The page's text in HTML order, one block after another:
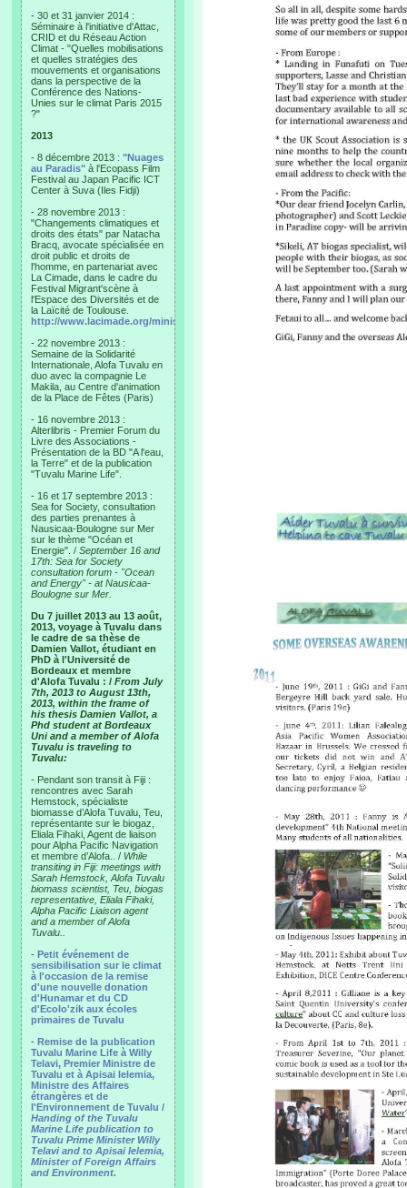
- 30 et 31 janvier 2014 :
Séminaire à l'initiative d'Attac,
CRID et du Réseau Action
Climat - "Quelles mobilisations
et quelles stratégies des
mouvements et organisations
dans la perspective de la
Conférence des Nations-
Unies sur le climat Paris 2015
?"
2013
- 8 décembre 2013 : "Nuages
au Paradis" à l'Ecopass Film
Festival au Japan Pacific ICT
Center à Suva (Iles Fidji)
- 28 novembre 2013 :
"Changements climatiques et
droits des états" par Natacha
Bracq, avocate spécialisée en
droit public et droits de
l'homme, en partenariat avec
La Cimade, dans le cadre du
Festival Migrant'scène à
l'Espace des Diversités et de
la Laïcité de Toulouse.
http://www.lacimade.org/minisites/migrantscene
- 22 novembre 2013 :
Semaine de la Solidarité
Internationale, Alofa Tuvalu en
duo avec la compagnie Le
Makila, au Centre d'animation
de la Place de Fêtes (Paris)
- 16 novembre 2013 :
Alterlibris - Premier Forum du
Livre des Associations -
Présentation de la BD "A l'eau,
la Terre" et de la publication
"Tuvalu Marine Life".
- 16 et 17 septembre 2013 :
Sea for Society, consultation
des parties prenantes à
Nausicaa-Boulogne sur Mer
sur le thème "Océan et
Energie". / September 16 and
17th: Sea for Society
consultation forum - "Ocean
and Energy" - at Nausicaa-
Boulogne sur Mer.
Du 7 juillet 2013 au 13 août,
2013, voyage à Tuvalu dans
le cadre de sa thèse de
Damien Vallot, étudiant en
PhD à l'Université de
Bordeaux et membre
d'Alofa Tuvalu : / From July
7th, 2013 to August 13th,
2013, within the frame of
his thesis Damien Vallot, a
Phd student at Bordeaux
Uni and a member of Alofa
Tuvalu is traveling to
Tuvalu:
- Pendant son transit à Fiji :
rencontres avec Sarah
Hemstock, spécialiste
biomasse d’Alofa Tuvalu, Teu,
représentante sur le biogaz,
Eliala Fihaki, Agent de liaison
pour Alpha Pacific Navigation
et membre d’Alofa.. / While
transiting in Fiji: meetings with
Sarah Hemstock, Alofa Tuvalu
biomass scientist, Teu, biogas
representative, Eliala Fihaki,
Alpha Pacific Liaison agent
and a member of Alofa
Tuvalu..
- Petit événement de
sensibilisation sur le climat
à l'occasion de la remise
d'une nouvelle donation
d'Hunamar et du CD
d'Ecolo'zik aux écoles
primaires de Tuvalu
- Remise de la publication
Tuvalu Marine Life à Willy
Telavi, Premier Ministre de
Tuvalu et à Apisai Ielemia,
Ministre des Affaires
étrangères et de
l'Environnement de Tuvalu /
Handing of the Tuvalu
Marine Life publication to
Tuvalu Prime Minister Willy
Telavi and to Apisai Ielemia,
Minister of Foreign Affairs
and Environment.